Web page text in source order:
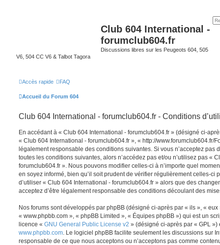
Club 604 International -
forumclub604.fr
Discussions libres sur les Peugeots 604, 505
V6, 504 CC V6 & Talbot Tagora
Accès rapide FAQ
Accueil du Forum 604
Club 604 International - forumclub604.fr - Conditions
En accédant à « Club 604 International - forumclub604.fr » (désigné ci-
« Club 604 International - forumclub604.fr », « http://www.forumclub604.fr/
légalement responsable des conditions suivantes. Si vous n’acceptez pas
toutes les conditions suivantes, alors n’accédez pas et/ou n’utilisez pas «
forumclub604.fr ». Nous pouvons modifier celles-ci à n’importe quel
en soyez informé, bien qu’il soit prudent de vérifier régulièrement celles-ci
d’utiliser « Club 604 International - forumclub604.fr » alors que des
acceptez d’être légalement responsable des conditions découlant des
Nos forums sont développés par phpBB (désigné ci-après par « ils », «
« www.phpbb.com », « phpBB Limited », « Équipes phpBB ») qui est un
licence « GNU General Public License v2 » (désigné ci-après par « GPL
www.phpbb.com . Le logiciel phpBB facilite seulement les discussions sur
responsable de ce que nous acceptons ou n’acceptons pas comme